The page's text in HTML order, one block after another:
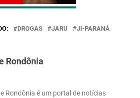
DROGAS JARU
JI-PARANÁ
Rondônia
Rondônia é um portal de notícias